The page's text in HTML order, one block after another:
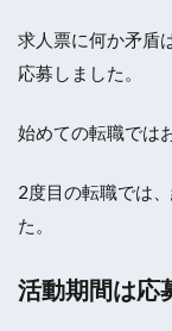
求人票に何か矛盾
応募しました。
始めての転職では
2度目の転職では
た。
活動期間は応